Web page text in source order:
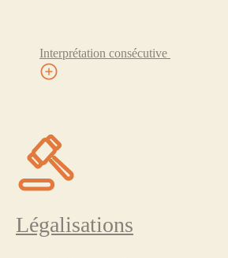
Interprétation consécutive
Légalisations